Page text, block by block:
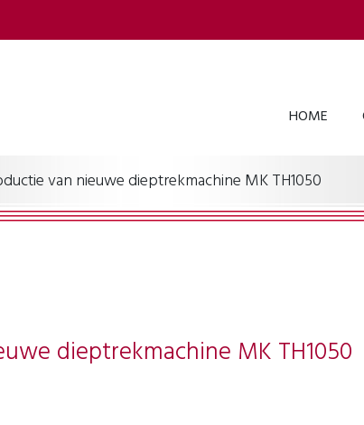
HOME
van nieuwe dieptrekmachine MK TH1050
dieptrekmachine MK TH1050